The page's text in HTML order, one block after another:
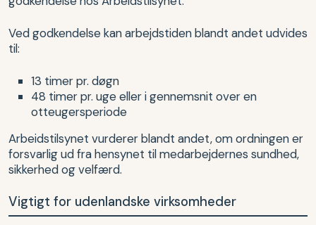
Ved godkendelse kan arbejdstiden blandt andet udvides
til:
13 timer pr. døgn
48 timer pr. uge eller i gennemsnit over en
otteugersperiode
Arbeidstilsynet vurderer blandt andet, om ordningen er
forsvarlig ud fra hensynet til medarbejdernes sundhed,
sikkerhed og velfærd.
Vigtigt for udenlandske virksomheder